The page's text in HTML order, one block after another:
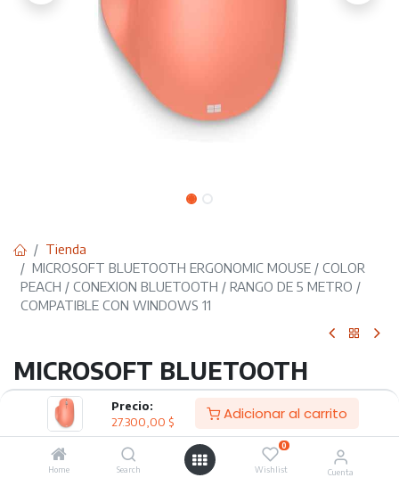
Precio:
27.300,00 $ Adicionar al carrito
Home Search
0
Wishlist Cuenta
Tienda
MICROSOFT BLUETOOTH ERGONOMIC MOUSE / COLOR
PEACH / CONEXION BLUETOOTH / RANGO DE 5 METRO /
COMPATIBLE CON WINDOWS 11
MICROSOFT BLUETOOTH
ERGONOMIC MOUSE / COLOR
PEACH / CONEXION
BLUETOOTH / RANGO DE 5